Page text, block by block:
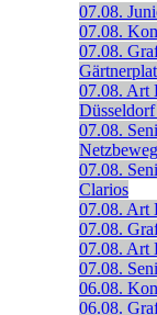
07.08.
07.08.
07.08.
07.08. Art
Düsseldorf
07.08.
07.08.
Clarios
07.08. Art
07.08.
07.08. Art
07.08.
06.08.
06.08.